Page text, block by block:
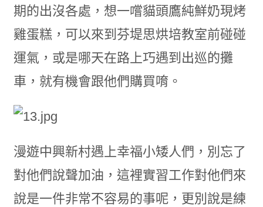
期的出沒各處，想一嚐貓頭鷹純鮮奶現烤
雞蛋糕，可以來到芬堤思烘培教室前碰碰
運氣，或是哪天在路上巧遇到出巡的攤
車，就有機會跟他們購買唷。
漫遊中興新村遇上幸福小矮人們，別忘了
對他們說聲加油，這裡實習工作對他們來
說是一件非常不容易的事呢，更別說是練